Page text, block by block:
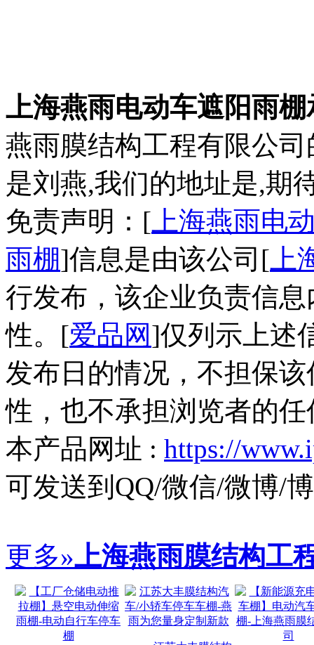
上海燕雨电动车遮阳雨
燕雨膜结构工程有限公
是刘燕,我们的地址是,期
免责声明：[ 上海燕雨电
雨棚]信息是由该公司[
行发布，该企业负责信
性。[爱品网]仅列示上述
发布日的情况，不担保
性，也不承担浏览者的
本产品网址 : https://
可发送到QQ/微信/微博/
更多»上海燕雨膜结构工